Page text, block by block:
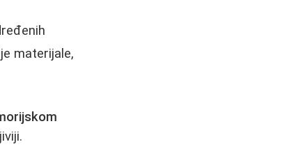
materijale,